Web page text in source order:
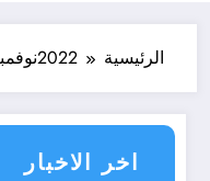
الرئيسية 2022
اخر الاخبار
العقل النقلي لا يبدع